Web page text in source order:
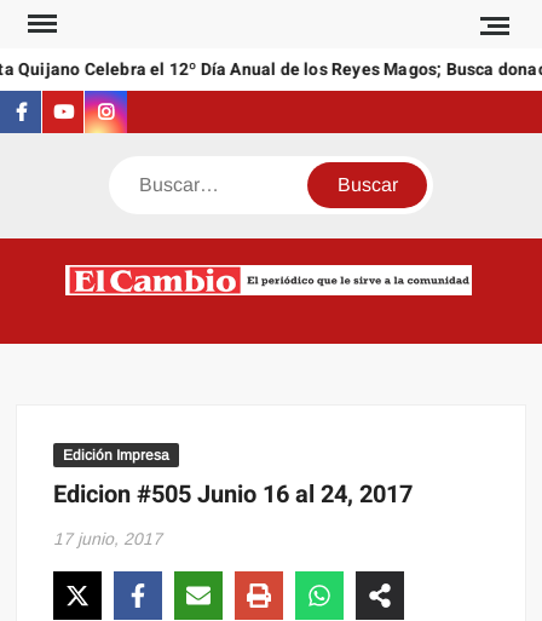
Saltar
contenido
Quijano Celebra el 12º Día Anual de los Reyes Magos; Busca
Facebook
YoutubeInstagram
Buscar
Edición Impresa
Edicion #505 Junio 16 al 24, 2017
17 junio, 2017